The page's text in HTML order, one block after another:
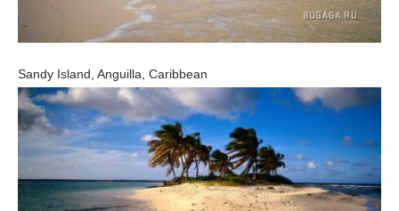
Sandy Island, Anguilla, Caribbean